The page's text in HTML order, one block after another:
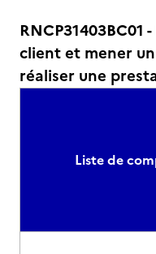
RNCP31403BC01
client et mener
réaliser une
Liste de